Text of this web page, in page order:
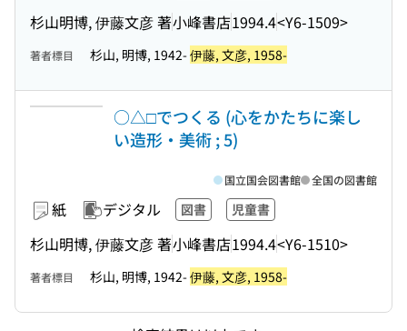
杉山明博, 伊藤文彦 著小峰書店1994.4<Y6-1509>
著者標目 杉山, 明博, 1942-伊藤, 文彦, 1958-
○△□でつくる (心をかたちに楽し
い造形・美術 ; 5)
紙 デジタル 図書 児童書
杉山明博, 伊藤文彦 著小峰書店1994.4<Y6-1510>
国立国会図書館 全国の図書館
著者標目 杉山, 明博, 1942-伊藤, 文彦, 1958-